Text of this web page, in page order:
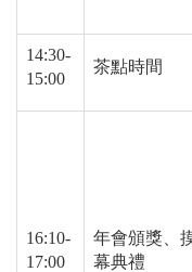
14:30-
15:00
茶點時間
16:10-
17:00
年會頒獎、
幕典禮